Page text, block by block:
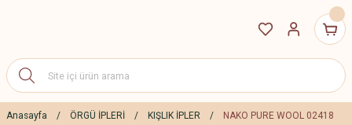
Anasayfa ÖRGÜ İPLERİ KIŞLIK İPLER NAKO PURE WOOL 02418